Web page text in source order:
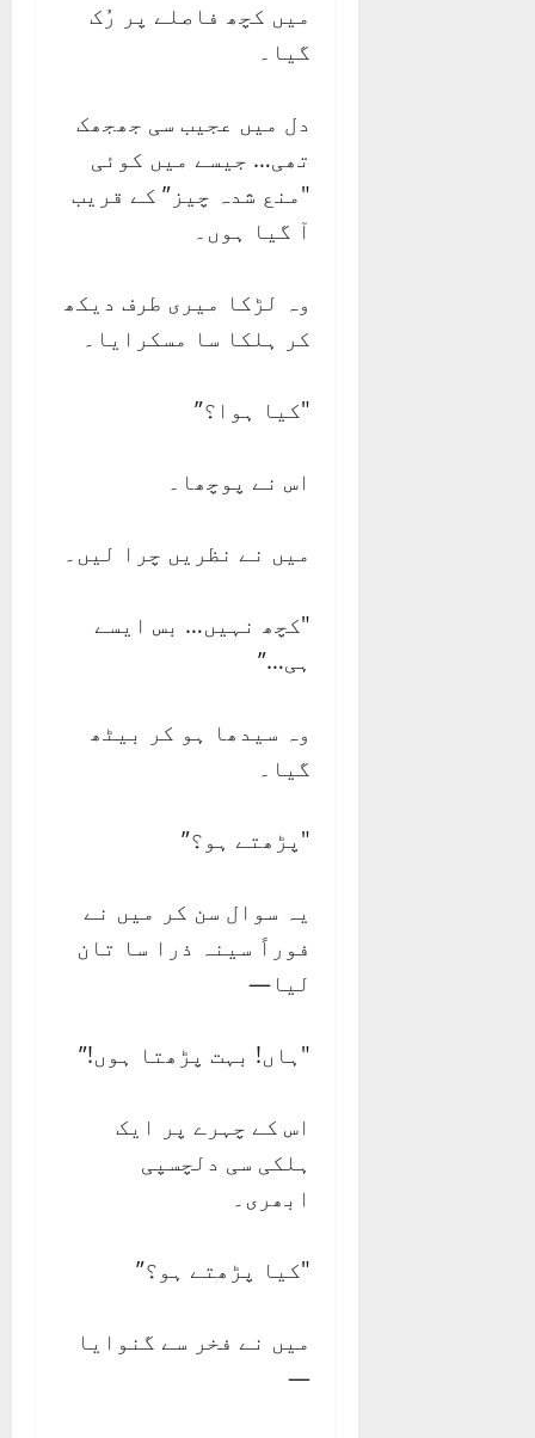
میں کچھ فاصلے پر رُک
گیا۔
دل میں عجیب سی جھجھک
تھی… جیسے میں کوئی
"منع شدہ چیز” کے قریب
آ گیا ہوں۔
وہ لڑکا میری طرف دیکھ
کر ہلکا سا مسکرایا۔
"کیا ہوا؟”
اس نے پوچھا۔
میں نے نظریں چرا لیں۔
"کچھ نہیں… بس ایسے
ہی…”
وہ سیدھا ہو کر بیٹھ
گیا۔
"پڑھتے ہو؟”
یہ سوال سن کر میں نے
فوراً سینہ ذرا سا تان
لیا—
"ہاں! بہت پڑھتا ہوں!”
اس کے چہرے پر ایک
ہلکی سی دلچسپی
ابھری۔
"کیا پڑھتے ہو؟”
میں نے فخر سے گنوایا
—